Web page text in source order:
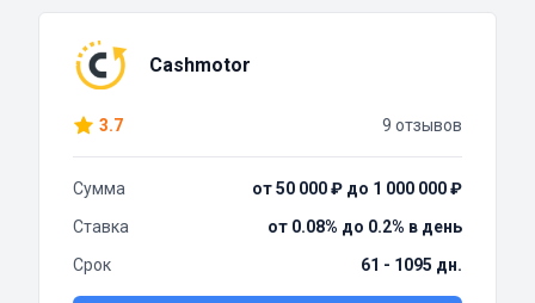
Cashmotor
3.7 9 отзывов
Сумма
от 50 000 ₽ до 1 000 000 ₽
Ставка
от 0.08% до 0.2% в день
Срок
61 - 1095 дн.